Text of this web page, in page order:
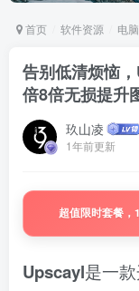
首页 软件资源 电
告别低清烦恼
倍8倍无损提升
玖山凌
1年前更新
超值限时套餐，
Upscayl是一